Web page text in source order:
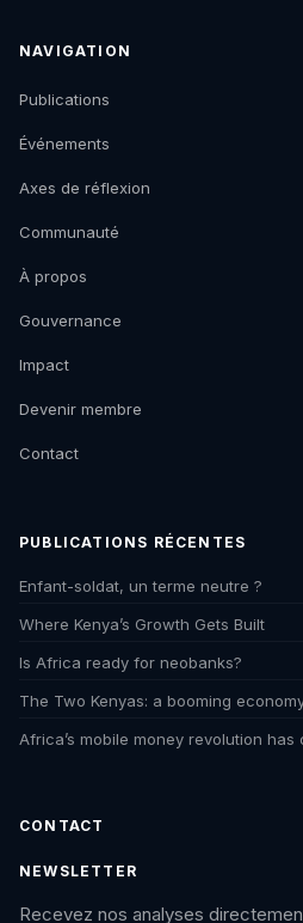
NAVIGATION
Publications
Événements
Axes de réflexion
Communauté
À propos
Gouvernance
Impact
Devenir membre
Contact
PUBLICATIONS RÉCENTES
Enfant-soldat, un terme neutre ?
Where Kenya’s Growth Gets Built
Is Africa ready for neobanks?
The Two Kenyas: a booming
Africa’s mobile money revolution
CONTACT
NEWSLETTER
Recevez nos analyses